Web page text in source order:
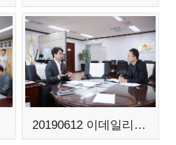
20190612 이데일리 서구청장 인터뷰